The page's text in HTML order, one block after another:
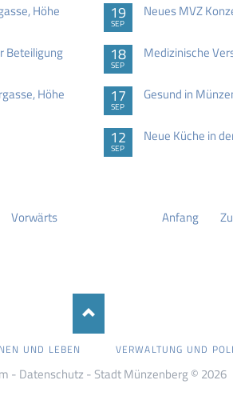
Höhe
Beteiligung
Höhe
Vorwärts
19
SEP
Neues MVZ
18
SEP
Medizinische
17
SEP
Gesund in
12
SEP
Neue Küche in
Anfang
UND LEBEN VERWALTUNG UND
- Datenschutz - Stadt Münzenberg © 2026